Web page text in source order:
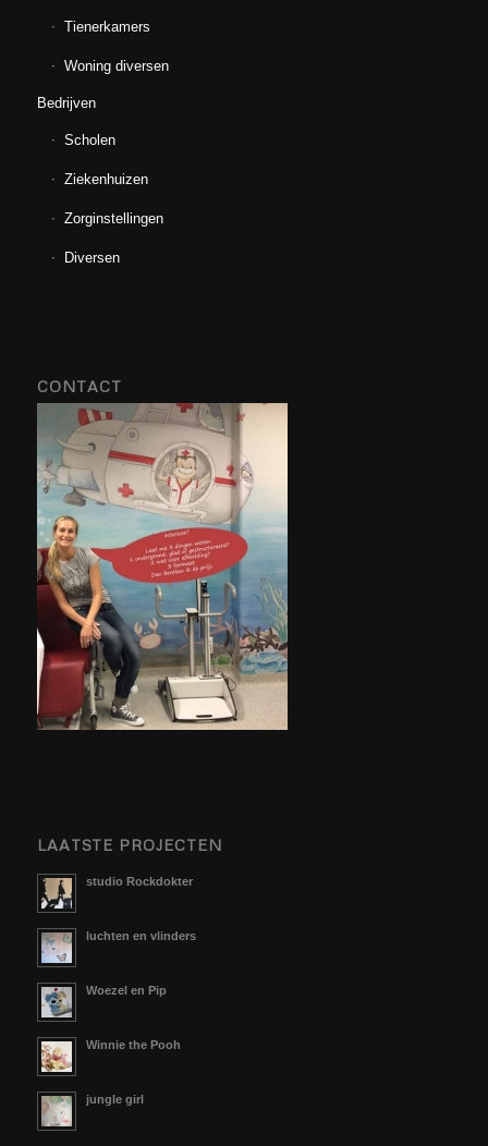
Tienerkamers
Woning diversen
Bedrijven
Scholen
Ziekenhuizen
Zorginstellingen
Diversen
CONTACT
LAATSTE PROJECTEN
studio Rockdokter
luchten en vlinders
Woezel en Pip
Winnie the Pooh
jungle girl